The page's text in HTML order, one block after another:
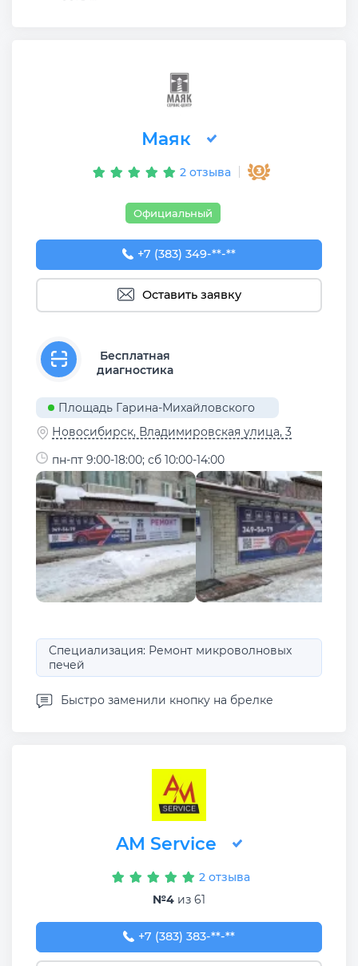
Маяк
2 отзыва
Официальный
+7 (383) 349-56-70
+7 (383) 349-**-**
Оставить заявку
Бесплатная
диагностика
Площадь Гарина-Михайловского
Новосибирск, Владимировская улица, 3
пн-пт 9:00-18:00; сб 10:00-14:00
Специализация: Ремонт микроволновых
печей
Быстро заменили кнопку на брелке
AM Service
2 отзыва
№4 из 61
+7 (383) 383-65-03
+7 (383) 383-**-**